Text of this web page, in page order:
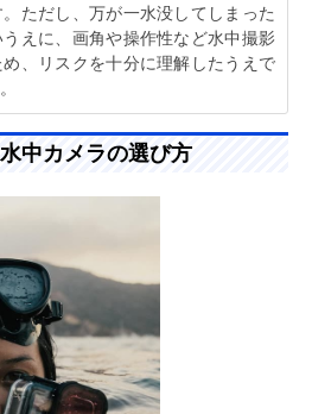
ただし、万が一水没してしまった
えに、画角や操作性など水中撮影
、リスクを十分に理解したうえで
中カメラの選び方